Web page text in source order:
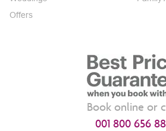
Offers
Book online or
001 800 656